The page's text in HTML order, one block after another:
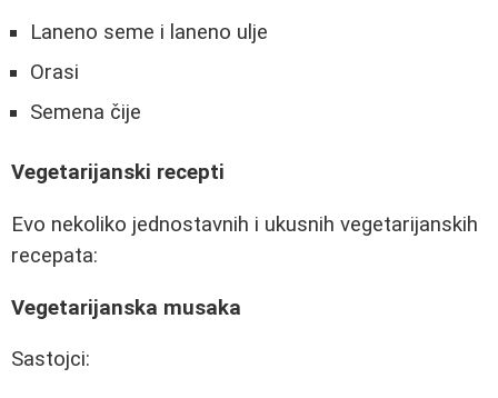
Laneno seme i laneno ulje
Orasi
Semena čije
Vegetarijanski recepti
Evo nekoliko jednostavnih i ukusnih vegetarijanskih
recepata:
Vegetarijanska musaka
Sastojci: